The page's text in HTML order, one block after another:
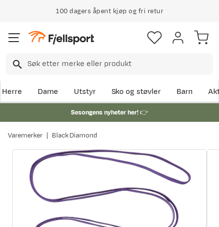
100 dagers åpent kjøp og fri retur
Herre Dame Utstyr Sko og støvler Barn
Sesongens nyheter her!👉
Varemerker Black Diamond